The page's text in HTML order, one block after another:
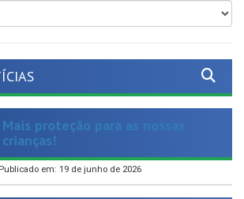
Mais proteção para as nossas
crianças!
Publicado em: 19 de junho de 2026
Nosso compromisso com os